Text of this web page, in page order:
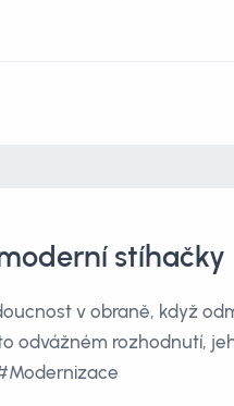
stíhačky
v obraně, když
odvážném rozhodnutí,